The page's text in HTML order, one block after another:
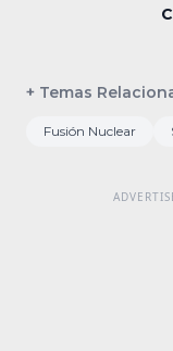
+ Temas
Fusión Nuclear